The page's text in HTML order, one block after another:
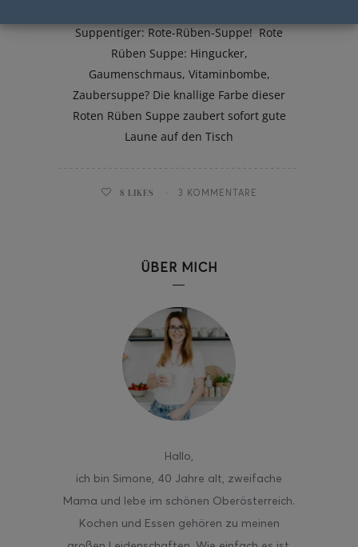
Suppentiger: Rote-Rüben-Suppe! Rote
Rüben Suppe: Hingucker,
Gaumenschmaus, Vitaminbombe,
Zaubersuppe? Die knallige Farbe dieser
Roten Rüben Suppe zaubert sofort gute
Laune auf den Tisch
8 LIKES 3 KOMMENTARE
ÜBER MICH
Hallo,
ich bin Simone, 40 Jahre alt, zweifache
Mama und lebe im schönen Oberösterreich.
Kochen und Essen gehören zu meinen